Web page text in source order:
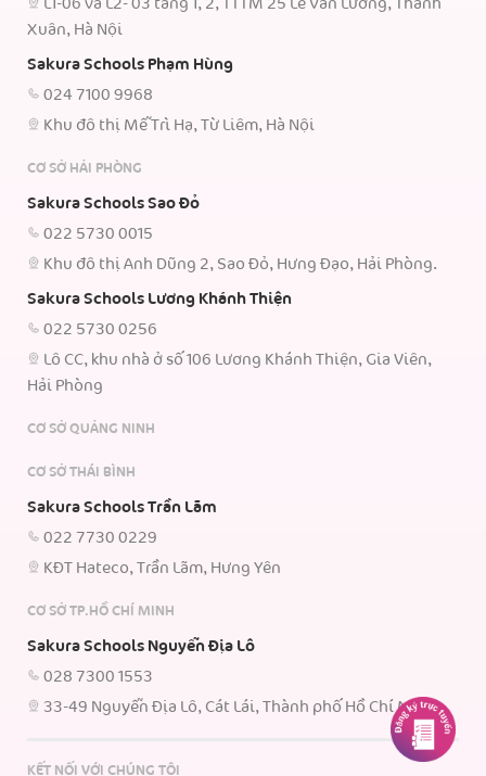
L1-06 và L2- 03 tầng 1, 2, TTTM 25 Lê Văn Lương, Thanh
Xuân, Hà Nội
Sakura Schools Phạm Hùng
024 7100 9968
Khu đô thị Mễ Trì Hạ, Từ Liêm, Hà Nội
CƠ SỞ HẢI PHÒNG
Sakura Schools Sao Đỏ
022 5730 0015
Khu đô thị Anh Dũng 2, Sao Đỏ, Hưng Đạo, Hải Phòng.
Sakura Schools Lương Khánh Thiện
022 5730 0256
Lô CC, khu nhà ở số 106 Lương Khánh Thiện, Gia Viên,
Hải Phòng
CƠ SỞ QUẢNG NINH
CƠ SỞ THÁI BÌNH
Sakura Schools Trần Lãm
022 7730 0229
KĐT Hateco, Trần Lãm, Hưng Yên
CƠ SỞ TP.HỒ CHÍ MINH
Sakura Schools Nguyễn Địa Lô
028 7300 1553
33-49 Nguyễn Địa Lô, Cát Lái, Thành phố Hồ Chí Minh.
KẾT NỐI VỚI CHÚNG TÔI